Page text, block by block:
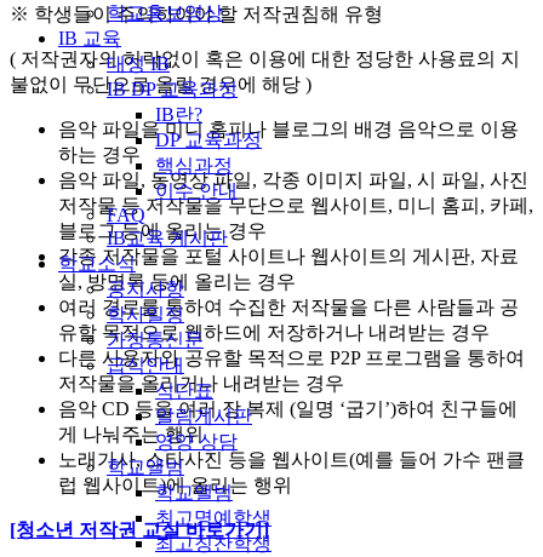
학교홍보영상
IB 교육
대성 IB
IB DP 교육과정
IB란?
DP 교육과정
핵심과정
이수 안내
FAQ
IB교육 게시판
학교소식
공지사항
학사일정
가정통신문
급식안내
식단표
알림게시판
영양 상담
학교앨범
학교앨범
최고명예학생
최고칭찬학생
※ 학생들이 주의하여야 할 저작권침해 유형
( 저작권자의 허락없이 혹은 이용에 대한 정당한 사용료의 지
불없이 무단으로 올릴 경우에 해당 )
음악 파일을 미니 홈피나 블로그의 배경 음악으로 이용
하는 경우
음악 파일, 동영상 파일, 각종 이미지 파일, 시 파일, 사진
저작물 등 저작물을 무단으로 웹사이트, 미니 홈피, 카페,
블로그 등에 올리는 경우
각종 저작물을 포털 사이트나 웹사이트의 게시판, 자료
실, 방명록 등에 올리는 경우
여러 경로를 통하여 수집한 저작물을 다른 사람들과 공
유할 목적으로 웹하드에 저장하거나 내려받는 경우
다른 사용자와 공유할 목적으로 P2P 프로그램을 통하여
저작물을 올리거나 내려받는 경우
음악 CD 등을 여러 장 복제 (일명 ‘굽기’)하여 친구들에
게 나눠주는 행위
노래가사, 스타사진 등을 웹사이트(예를 들어 가수 팬클
럽 웹사이트)에 올리는 행위
[청소년 저작권 교실 바로가기]